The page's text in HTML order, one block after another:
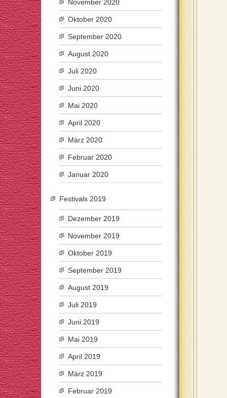
November 2020
Oktober 2020
September 2020
August 2020
Juli 2020
Juni 2020
Mai 2020
April 2020
März 2020
Februar 2020
Januar 2020
Festivals 2019
Dezember 2019
November 2019
Oktober 2019
September 2019
August 2019
Juli 2019
Juni 2019
Mai 2019
April 2019
März 2019
Februar 2019